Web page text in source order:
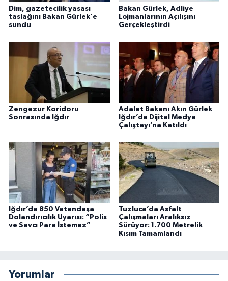
Dim, gazetecilik yasası
taslağını Bakan Gürlek'e
sundu
Bakan Gürlek, Adliye
Lojmanlarının Açılışını
Gerçekleştirdi
Zengezur Koridoru
Sonrasında Iğdır
Adalet Bakanı Akın Gürlek
Iğdır’da Dijital Medya
Çalıştayı’na Katıldı
Iğdır’da 850 Vatandaşa
Dolandırıcılık Uyarısı: “Polis
ve Savcı Para İstemez”
Tuzluca’da Asfalt
Çalışmaları Aralıksız
Sürüyor: 1.700 Metrelik
Kısım Tamamlandı
Yorumlar